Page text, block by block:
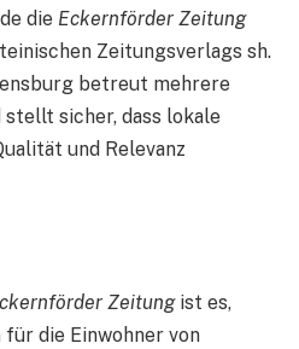
die Eckernförder Zeitung
Zeitungsverlags sh.
betreut mehrere
sicher, dass lokale
und Relevanz
Zeitungist es,
die Einwohner von